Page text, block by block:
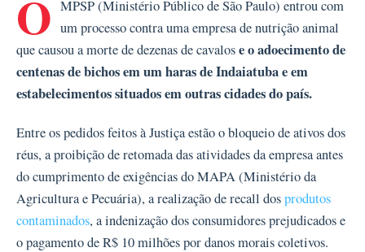
O MPSP (Ministério Público de São Paulo) entrou com
um processo contra uma empresa de nutrição animal
que causou a morte de dezenas de cavalose o adoecimento de
centenas de bichos em um haras de Indaiatuba e em
estabelecimentos situados em outras cidades do país.
Entre os pedidos feitos à Justiça estão o bloqueio de ativos dos
réus, a proibição de retomada das atividades da empresa antes
do cumprimento de exigências do MAPA (Ministério da
Agricultura e Pecuária), a realização de recall dosprodutos
contaminados, a indenização dos consumidores prejudicados e
o pagamento de R$ 10 milhões por danos morais coletivos.